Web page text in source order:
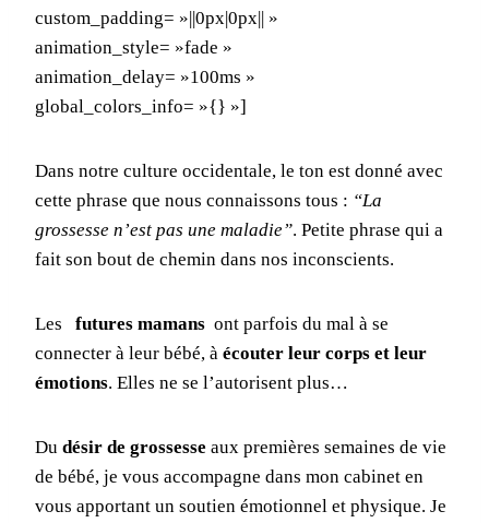
custom_padding= »||0px|0px|| »
animation_style= »fade »
animation_delay= »100ms »
global_colors_info= »{} »]
Dans notre culture occidentale, le ton est donné avec
cette phrase que nous connaissons tous : “La
grossesse n’est pas une maladie”. Petite phrase qui a
fait son bout de chemin dans nos inconscients.
Les futures mamans ont parfois du mal à se
connecter à leur bébé, à écouter leur corps et leur
émotions. Elles ne se l’autorisent plus…
Du désir de grossesse aux premières semaines de vie
de bébé, je vous accompagne dans mon cabinet en
vous apportant un soutien émotionnel et physique. Je